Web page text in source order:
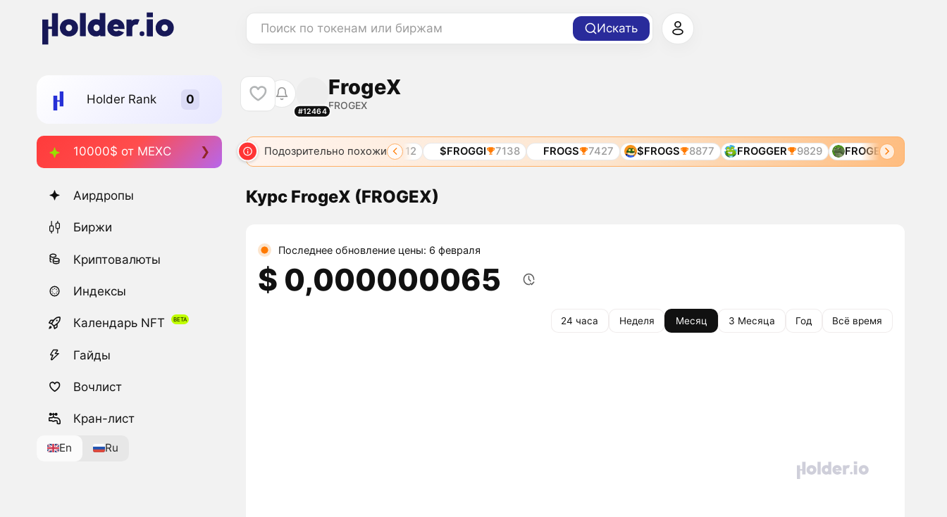
Поиск по токенам или биржам Искать
Holder Rank
10000$ от MEXC
Аирдропы
Биржи
Криптовалюты
Индексы
Календарь NFT
Гайды
Вочлист
Кран-лист
En Ru
#12464
FrogeX
FROGEX
Подозрительно похожи
FROGE 2543 FROG FROG CEO 5870 FROGO 7112 $FROGGI 7138 FROGS 7427 $FROGS 8877 FROGGER 9829 FROGE 2543
Курс FrogeX (FROGEX)
Последнее обновление цены: 6 февраля
$ 0,000000065
24 часа Неделя Месяц 3 Месяца Год Всё время